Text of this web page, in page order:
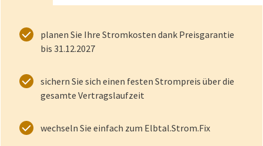
planen Sie Ihre Stromkosten dank Preisgarantie
bis 31.12.2027
sichern Sie sich einen festen Strompreis über die
gesamte Vertragslaufzeit
wechseln Sie einfach zum Elbtal.Strom.Fix